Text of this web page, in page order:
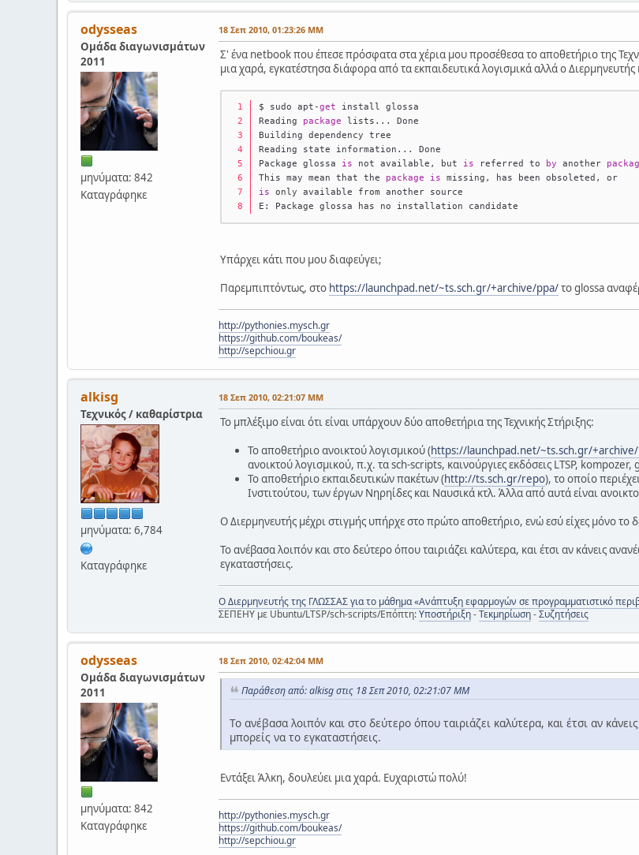
odysseas
Ομάδα διαγωνισμάτων
2011
μηνύματα: 842
Καταγράφηκε
18 Σεπ 2010, 01:23:26 ΜΜ
Σ' ένα netbook που έπεσε πρόσφατα στα χέρια μου προσέθεσα το αποθετήριο της
μια χαρά, εγκατέστησα διάφορα από τα εκπαιδευτικά λογισμικά αλλά ο Διερμηνευτής
$ sudo apt-get install glossa
Reading package lists... Done
Building dependency tree
Reading state information... Done
Package glossa is not available, but is referred to by another
This may mean that the package is missing, has been obsoleted, or
is only available from another source
E: Package glossa has no installation candidate
Υπάρχει κάτι που μου διαφεύγει;
Παρεμπιπτόντως, στο https://launchpad.net/~ts.sch.gr/+archive/ppa/το glossa
http://pythonies.mysch.gr
https://github.com/boukeas/
http://sepchiou.gr
alkisg
Τεχνικός / καθαρίστρια
μηνύματα: 6,784
Καταγράφηκε
18 Σεπ 2010, 02:21:07 ΜΜ
Το μπλέξιμο είναι ότι είναι υπάρχουν δύο αποθετήρια της Τεχνικής Στήριξης:
Το αποθετήριο ανοικτού λογισμικού (https://launchpad.net/~ts.sch.gr/
ανοικτού λογισμικού, π.χ. τα sch-scripts, καινούργιες εκδόσεις LTSP, kompozer,
Το αποθετήριο εκπαιδευτικών πακέτων (http://ts.sch.gr/repo), το οποίο
Ινστιτούτου, των έργων Νηρηίδες και Ναυσικά κτλ. Άλλα από αυτά είναι
Ο Διερμηνευτής μέχρι στιγμής υπήρχε στο πρώτο αποθετήριο, ενώ εσύ είχες μόνο το
Το ανέβασα λοιπόν και στο δεύτερο όπου ταιριάζει καλύτερα, και έτσι αν κάνεις
εγκαταστήσεις.
Ο Διερμηνευτής της ΓΛΩΣΣΑΣ για το μάθημα «Ανάπτυξη εφαρμογών σε προγραμματιστικό
ΣΕΠΕΗΥ με Ubuntu/LTSP/sch-scripts/Επόπτη:Υποστήριξη-Τεκμηρίωση-Συζητήσεις
odysseas
Ομάδα διαγωνισμάτων
2011
μηνύματα: 842
Καταγράφηκε
18 Σεπ 2010, 02:42:04 ΜΜ
Παράθεση από: alkisg στις 18 Σεπ 2010, 02:21:07 ΜΜ
Το ανέβασα λοιπόν και στο δεύτερο όπου ταιριάζει καλύτερα, και έτσι αν
μπορείς να το εγκαταστήσεις.
Εντάξει Άλκη, δουλεύει μια χαρά. Ευχαριστώ πολύ!
http://pythonies.mysch.gr
https://github.com/boukeas/
http://sepchiou.gr